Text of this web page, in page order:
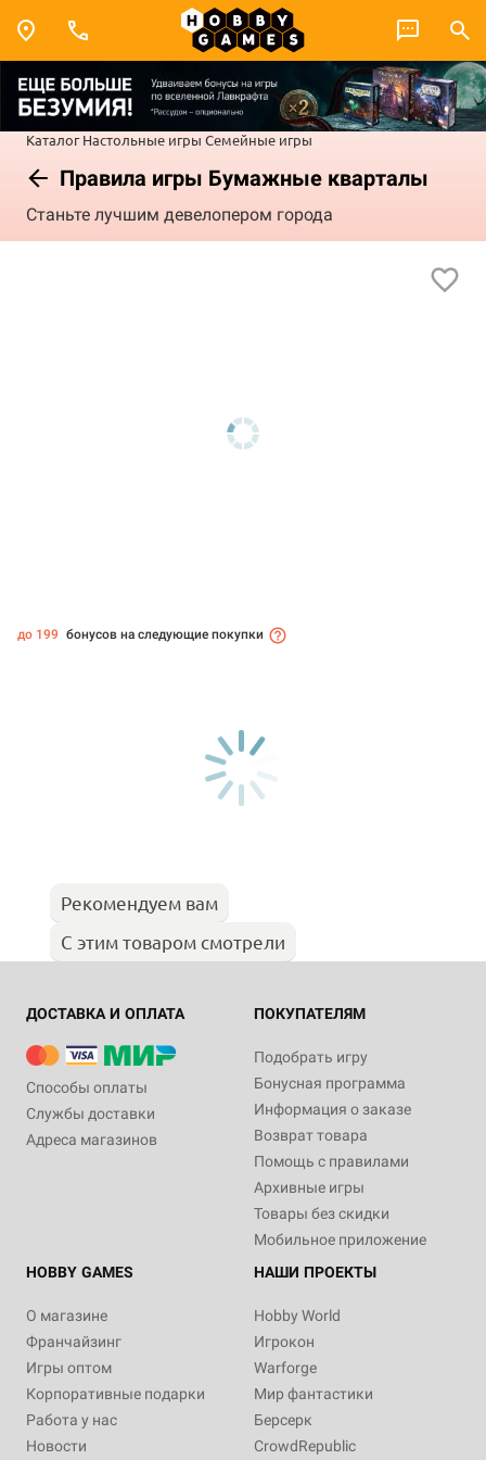
Каталог Настольные игры Семейные игры
Правила игры Бумажные кварталы
Станьте лучшим девелопером города
до 199 бонусов на следующие покупки
Рекомендуем вам
С этим товаром смотрели
ДОСТАВКА И ОПЛАТА
Способы оплаты
Службы доставки
Адреса магазинов
ПОКУПАТЕЛЯМ
Подобрать игру
Бонусная программа
Информация о заказе
Возврат товара
Помощь с правилами
Архивные игры
Товары без скидки
Мобильное приложение
HOBBY GAMES
О магазине
Франчайзинг
Игры оптом
Корпоративные подарки
Работа у нас
Новости
НАШИ ПРОЕКТЫ
Hobby World
Игрокон
Warforge
Мир фантастики
Берсерк
CrowdRepublic